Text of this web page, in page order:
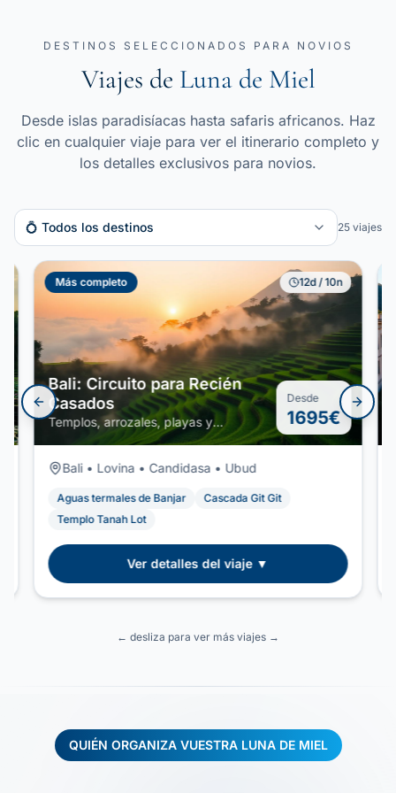
DESTINOS SELECCIONADOS PARA NOVIOS
Viajes de Luna de Miel
Desde islas paradisíacas hasta safaris africanos. Haz
clic en cualquier viaje para ver el itinerario completo y
los detalles exclusivos para novios.
💍 Todos los destinos 25 viajes
Más completo 12d /10n
Desde
1695€
Bali: Circuito para Recién
Casados
Templos, arrozales, playas y
experiencias exclusivas en la Isla de
Bali • Lovina • Candidasa • Ubud
Aguas termales de Banjar
Cascada Git Git
Templo Tanah Lot
Ver detalles del viaje ▼
Previous slide Next
← desliza para ver más viajes →
QUIÉN ORGANIZA VUESTRA LUNA DE MIEL